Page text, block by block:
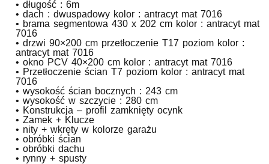
• długość : 6m
• dach : dwuspadowy kolor : antracyt mat 7016
• brama segmentowa 430 x 202 cm kolor : antracyt mat
7016
• drzwi 90×200 cm przetłoczenie T17 poziom kolor :
antracyt mat 7016
• okno PCV 40×200 cm kolor : antracyt mat 7016
• Przetłoczenie ścian T7 poziom kolor : antracyt mat
7016
• wysokość ścian bocznych : 243 cm
• wysokość w szczycie : 280 cm
• Konstrukcja – profil zamknięty ocynk
• Zamek + Klucze
• nity + wkręty w kolorze garażu
• obróbki ścian
• obróbki dachu
• rynny + spusty